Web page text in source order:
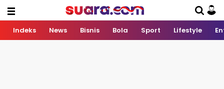
Indeks News Bisnis Bola Sport Lifestyle